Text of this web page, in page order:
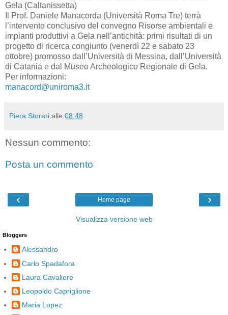
Gela (Caltanissetta)
Il Prof. Daniele Manacorda (Università Roma Tre) terrà
l’intervento conclusivo del convegno Risorse ambientali e
impianti produttivi a Gela nell’antichità: primi risultati di un
progetto di ricerca congiunto (venerdì 22 e sabato 23
ottobre) promosso dall’Università di Messina, dall’Università
di Catania e dal Museo Archeologico Regionale di Gela.
Per informazioni:
manacord@uniroma3.it
Piera Storari alle 08:48
Nessun commento:
Posta un commento
‹ ›
Home page
Visualizza versione web
Bloggers
Alessandro
Carlo Spadafora
Laura Cavaliere
Leopoldo Capriglione
Maria Lopez